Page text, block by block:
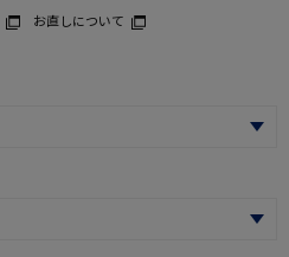
お直しについて